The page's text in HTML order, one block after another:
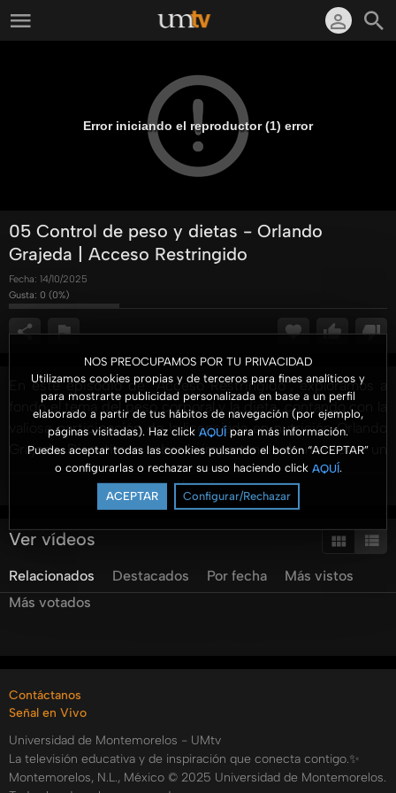
NOS PREOCUPAMOS POR TU PRIVACIDAD
Utilizamos cookies propias y de terceros para fines analíticos y
para mostrarte publicidad personalizada en base a un perfil
elaborado a partir de tus hábitos de navegación (por ejemplo,
páginas visitadas). Haz click AQUÍ para más información.
Puedes aceptar todas las cookies pulsando el botón “ACEPTAR”
o configurarlas o rechazar su uso haciendo click AQUÍ.
ACEPTAR Configurar/Rechazar
Error iniciando el reproductor (1) error
05 Control de peso y dietas - Orlando
Grajeda | Acceso Restringido
Fecha: 14/10/2025
Gusta: 0 (0%)
En este episodio de "Acceso Restringido", exploramos a
fondo el tema del peso corporal y la dieta, contando con la
valiosa participación de la licenciada en nutrición Orlando
Grajeda. Discutimos sobre la importancia de mantener un
peso adecuado para prevenir enfermedades
cardiovasculares y crónico degenerativas. Orlando
compartió una fórmula sencilla para calcular el peso ideal y
resaltó la relevancia de una dieta balanceada adaptada a las
un nutriólogo o dietista en la planificación alimenticia.
Además, se abordaron los peligros de obsesionarse con las
mantener una rutina de ejercicios. Con estos consejos, te
bienestar.
Categorías:
Ver más
Ver vídeos
Relacionados Destacados Por fecha
Más vistos
Más votados
Contáctanos
Señal en Vivo
Universidad de Montemorelos - UMtv
La televisión educativa y de inspiración que conecta contigo.✨
Montemorelos, N.L., México © 2025 Universidad de Montemorelos.